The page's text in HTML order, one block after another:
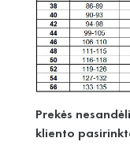
Prekės
kliento